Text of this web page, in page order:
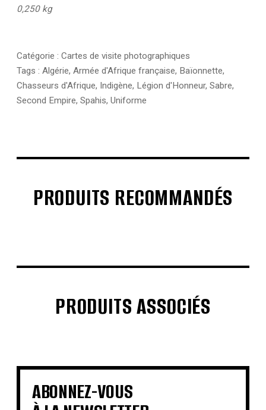
0,250 kg
Catégorie : Cartes de visite photographiques
Tags : Algérie, Armée d'Afrique française, Baïonnette,
Chasseurs d'Afrique, Indigène, Légion d'Honneur, Sabre,
Second Empire, Spahis, Uniforme
PRODUITS RECOMMANDÉS
€
€
€
PRODUITS ASSOCIÉS
€ € €
€ € €
€
ABONNEZ-VOUS